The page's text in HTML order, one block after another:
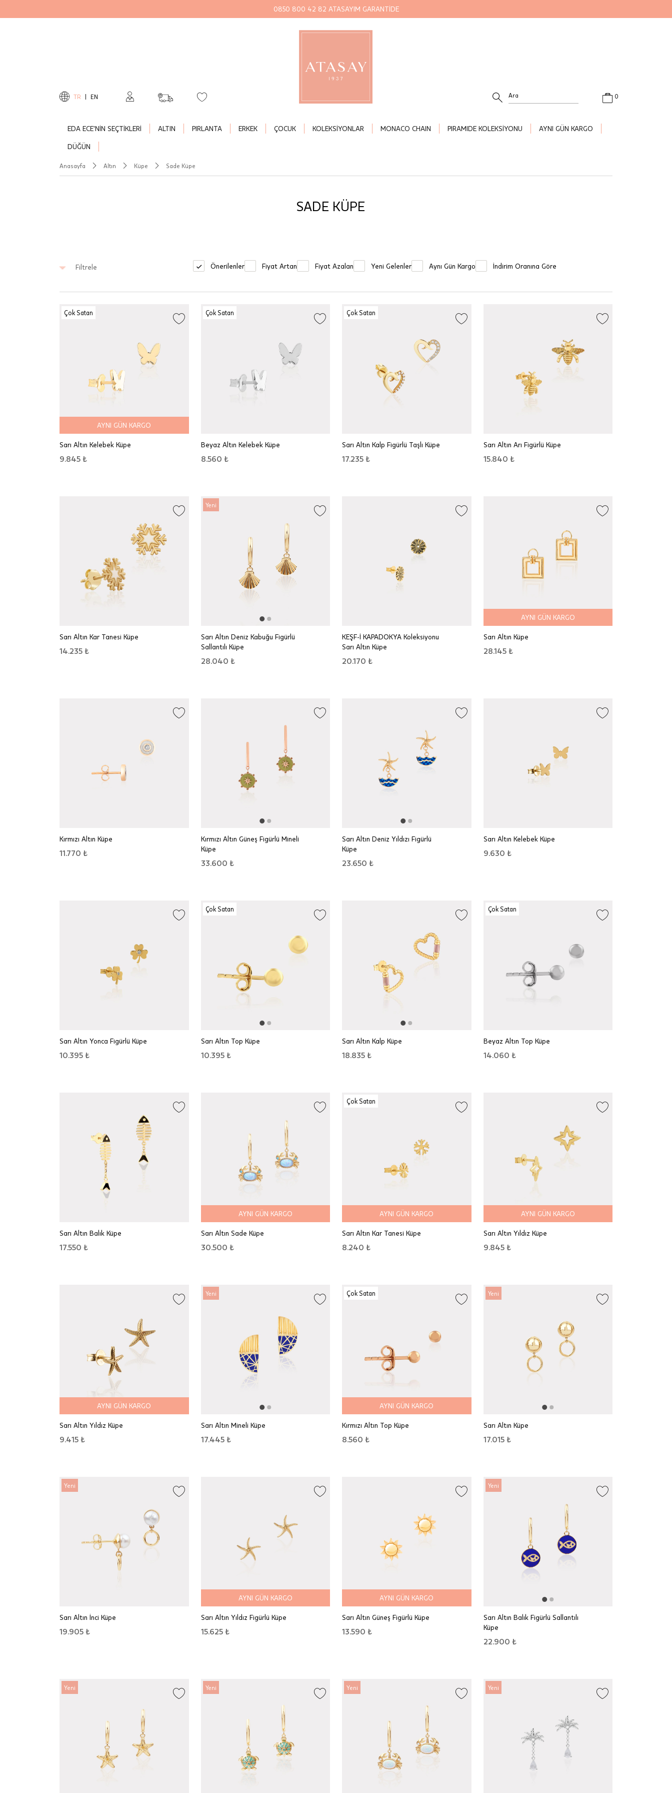
0850 800 42 82 ATASAYIM GARANTİDE
TR EN
EDA ECE'NİN SEÇTİKLERİ ALTIN PIRLANTA ERKEK ÇOCUK KOLEKSİYONLAR MONACO CHAIN PIRAMIDE KOLEKSİYONU AYNI GÜN KARGO
DÜĞÜN
0
Anasayfa Altın Küpe Sade Küpe
SADE KÜPE
Filtrele Önerilenler Fiyat Artan Fiyat Azalan Yeni Gelenler Aynı Gün Kargo İndirim Oranına Göre
Çok Satan
AYNI GÜN KARGO
Sarı Altın Kelebek Küpe
9.845 ₺
Çok Satan
Beyaz Altın Kelebek Küpe
8.560 ₺
Çok Satan
Sarı Altın Kalp Figürlü Taşlı Küpe
17.235 ₺
Sarı Altın Arı Figürlü Küpe
15.840 ₺
Sarı Altın Kar Tanesi Küpe
14.235 ₺
Yeni
Sarı Altın Deniz Kabuğu Figürlü
Sallantılı Küpe
28.040 ₺
KEŞF-İ KAPADOKYA Koleksiyonu
Sarı Altın Küpe
20.170 ₺
AYNI GÜN KARGO
Sarı Altın Küpe
28.145 ₺
Kırmızı Altın Küpe
11.770 ₺
Kırmızı Altın Güneş Figürlü Mineli
Küpe
33.600 ₺
Sarı Altın Deniz Yıldızı Figürlü
Küpe
23.650 ₺
Sarı Altın Kelebek Küpe
9.630 ₺
Sarı Altın Yonca Figürlü Küpe
10.395 ₺
Çok Satan
Sarı Altın Top Küpe
10.395 ₺
Sarı Altın Kalp Küpe
18.835 ₺
Çok Satan
Beyaz Altın Top Küpe
14.060 ₺
Sarı Altın Balık Küpe
17.550 ₺
AYNI GÜN KARGO
Sarı Altın Sade Küpe
30.500 ₺
Çok Satan
AYNI GÜN KARGO
Sarı Altın Kar Tanesi Küpe
8.240 ₺
AYNI GÜN KARGO
Sarı Altın Yıldız Küpe
9.845 ₺
AYNI GÜN KARGO
Sarı Altın Yıldız Küpe
9.415 ₺
Yeni
Sarı Altın Mineli Küpe
17.445 ₺
Çok Satan
AYNI GÜN KARGO
Kırmızı Altın Top Küpe
8.560 ₺
Yeni
Sarı Altın Küpe
17.015 ₺
Yeni
Sarı Altın İnci Küpe
19.905 ₺
AYNI GÜN KARGO
Sarı Altın Yıldız Figürlü Küpe
15.625 ₺
AYNI GÜN KARGO
Sarı Altın Güneş Figürlü Küpe
13.590 ₺
Yeni
Sarı Altın Balık Figürlü Sallantılı
Küpe
22.900 ₺
Yeni Yeni Yeni Yeni